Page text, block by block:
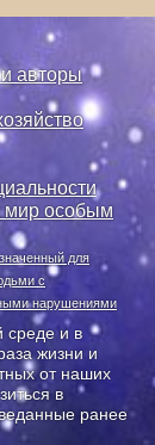
авторы
особым
для
с
нарушениями
среде и в
жизни и
от наших
в
ранее